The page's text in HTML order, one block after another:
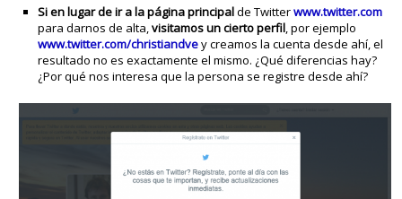
Si en lugar de ir a la página principalde Twitterwww.twitter.com
para darnos de alta,visitamos un cierto perfil, por ejemplo
www.twitter.com/christiandvey creamos la cuenta desde ahí, el
resultado no es exactamente el mismo. ¿Qué diferencias hay?
¿Por qué nos interesa que la persona se registre desde ahí?